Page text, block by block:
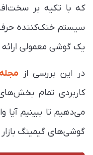
که با تکیه بر
سیستم خنک‌کننده
یک گوشی معمولی
در این بررسی از
کاربردی تمام
می‌دهیم تا ببینیم آیا
گوشی‌های گیمینگ